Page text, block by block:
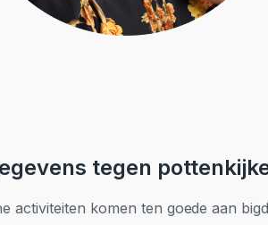
tegen
activiteiten komen ten goede aan